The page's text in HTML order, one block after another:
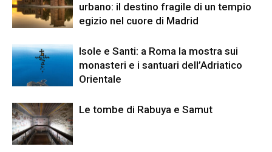
urbano: il destino fragile di un tempio
egizio nel cuore di Madrid
Isole e Santi: a Roma la mostra sui
monasteri e i santuari dell’Adriatico
Orientale
Le tombe di Rabuya e Samut